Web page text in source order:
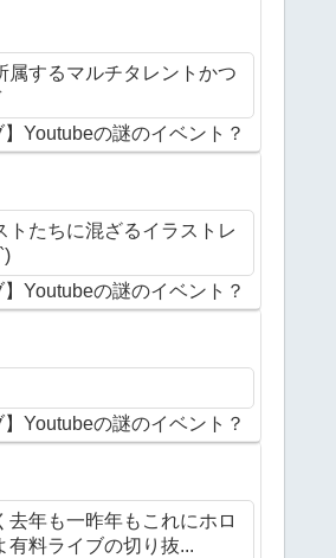
属するマルチタレントかつ
】Youtubeの謎のイベント？
トたちに混ざるイラストレ
】Youtubeの謎のイベント？
】Youtubeの謎のイベント？
去年も一昨年もこれにホロ
有料ライブの切り抜...